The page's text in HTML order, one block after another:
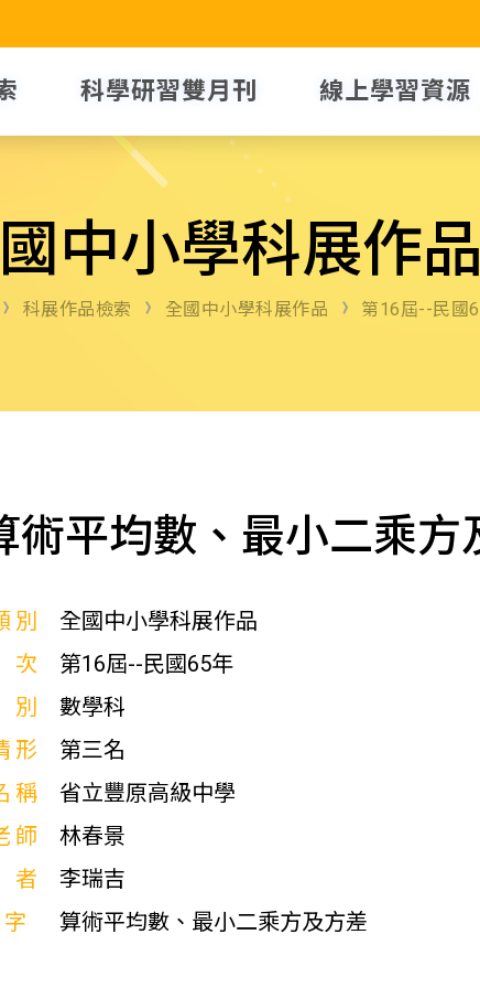
科學研習雙月刊 線上學習資源
中小學科展作
科展作品檢索 全國中小學科展作品 第16屆--民國
術平均數、最小二乘方
別
全國中小學科展作品
第16屆--民國65年
數學科
形
第三名
稱
省立豐原高級中學
師
林春景
李瑞吉
算術平均數、最小二乘方及方差